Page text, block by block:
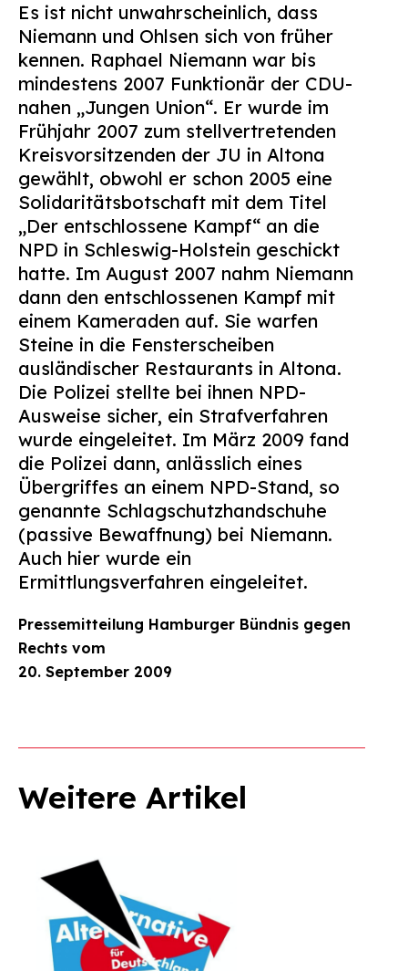
Es ist nicht unwahrscheinlich, dass
Niemann und Ohlsen sich von früher
kennen. Raphael Niemann war bis
mindestens 2007 Funktionär der CDU-
nahen „Jungen Union“. Er wurde im
Frühjahr 2007 zum stellvertretenden
Kreisvorsitzenden der JU in Altona
gewählt, obwohl er schon 2005 eine
Solidaritätsbotschaft mit dem Titel
„Der entschlossene Kampf“ an die
NPD in Schleswig-Holstein geschickt
hatte. Im August 2007 nahm Niemann
dann den entschlossenen Kampf mit
einem Kameraden auf. Sie warfen
Steine in die Fensterscheiben
ausländischer Restaurants in Altona.
Die Polizei stellte bei ihnen NPD-
Ausweise sicher, ein Strafverfahren
wurde eingeleitet. Im März 2009 fand
die Polizei dann, anlässlich eines
Übergriffes an einem NPD-Stand, so
genannte Schlagschutzhandschuhe
(passive Bewaffnung) bei Niemann.
Auch hier wurde ein
Ermittlungsverfahren eingeleitet.
Pressemitteilung Hamburger Bündnis gegen
Rechts vom
20. September 2009
Weitere Artikel